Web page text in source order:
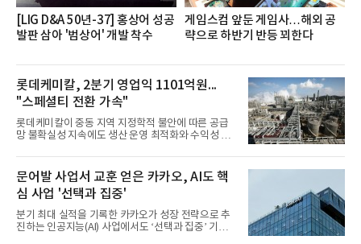
[LIG D&A 50년-37] 홍상어 성공
발판 삼아 '범상어' 개발 착수
게임스컴 앞둔 게임사…해외 공
략으로 하반기 반등 꾀한다
롯데케미칼, 2분기 영업익 1101억원...
"스페셜티 전환 가속"
롯데케미칼이 중동 지역 지정학적 불안에 따른 공급
망 불확실성 지속에도 생산 운영 최적화와 수익성 중
어갔다.롯데케미칼이 2026년 2분기 연결 기준 매출
액 5조6864억원, 영업이익 1101억원을 기록했다고 7
일 밝혔다. 사업별로는 기초화학 부문(롯데케미칼 기
초소재사업·LC타이탄·LC USA·롯데대산석화)이 매
출 3조9403억원, 영업이익 23억원을 기록했다. 정기
보수 영향과 원료 가격 변동에 따른 래깅 효과로 전분
기 대비 수익성은 둔화됐지만 흑자 전환 흐름을 유지
문어발 사업서 교훈 얻은 카카오, AI도 핵
심 사업 '선택과 집중'
분기 최대 실적을 기록한 카카오가 성장 전략으로 추
진하는 인공지능(AI) 사업에서도 ‘선택과 집중’ 기조